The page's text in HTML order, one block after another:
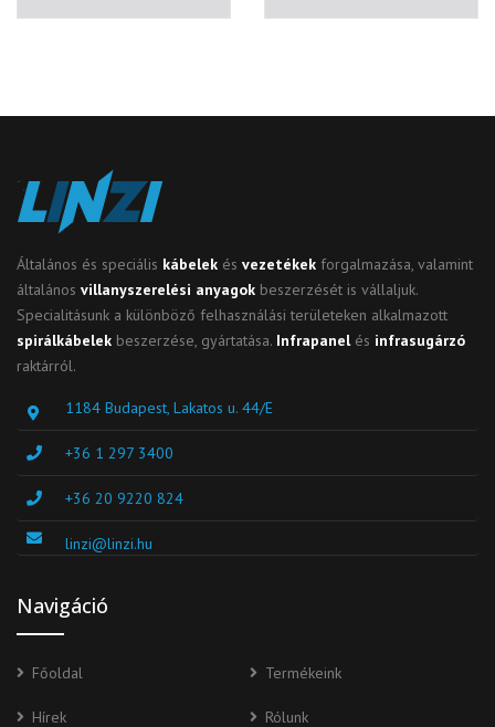
Általános és speciális kábelek és vezetékek forgalmazása, valamint
általános villanyszerelési anyagok beszerzését is vállaljuk.
Specialitásunk a különböző felhasználási területeken alkalmazott
spirálkábelek beszerzése, gyártatása. Infrapanel és infrasugárzó
raktárról.
1184 Budapest, Lakatos u. 44/E
+36 1 297 3400
+36 20 9220 824
linzi@linzi.hu
Navigáció
Főoldal Termékeink
Hírek Rólunk